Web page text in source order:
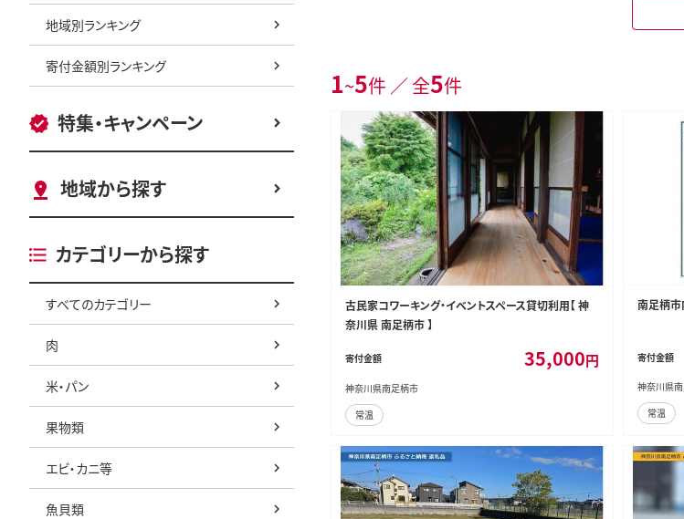
地域別ランキング
寄付金額別ランキング
特集・キャンペーン
地域から探す
カテゴリーから探す
すべてのカテゴリー
肉
米・パン
果物類
エビ・カニ等
魚貝類
1~5件 ／ 全5件
古民家コワーキング・イベントスペース貸切利用【 神
奈川県 南足柄市 】
寄付金額 35,000円
神奈川県南足柄市
常温
南足柄市
寄付金額
神奈川県
常温